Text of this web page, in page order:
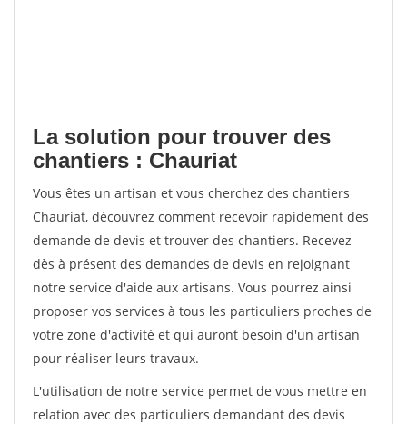
La solution pour trouver des
chantiers : Chauriat
Vous êtes un artisan et vous cherchez des chantiers
Chauriat, découvrez comment recevoir rapidement des
demande de devis et trouver des chantiers. Recevez
dès à présent des demandes de devis en rejoignant
notre service d'aide aux artisans. Vous pourrez ainsi
proposer vos services à tous les particuliers proches de
votre zone d'activité et qui auront besoin d'un artisan
pour réaliser leurs travaux.
L'utilisation de notre service permet de vous mettre en
relation avec des particuliers demandant des devis